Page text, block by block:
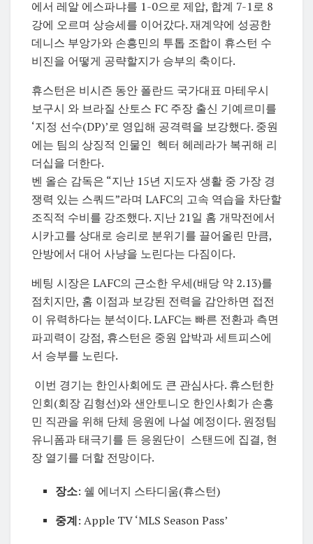
에서 레알 에스파냐를 1-0으로 제압, 합계 7-1로 8
강에 오르며 상승세를 이어갔다. 재계약에 성공한
데니스 부앙가와 손흥민의 투톱 조합이 휴스턴 수
비진을 어떻게 공략할지가 승부의 축이다.
휴스턴은 비시즌 동안 폴란드 국가대표 마테우시
보구시 와 브라질 산토스 FC 주장 출신 기예르미를
‘지정 선수(DP)’로 영입해 공격력을 보강했다. 중원
에는 팀의 상징적 인물인 헥터 헤레라가 복귀해 리
더십을 더한다.
벤 올슨 감독은 “지난 15년 지도자 생활 중 가장 경
쟁력 있는 스쿼드”라며 LAFC의 고속 역습을 차단할
조직적 수비를 강조했다. 지난 21일 홈 개막전에서
시카고를 상대로 승리로 분위기를 끌어올린 만큼,
안방에서 대어 사냥을 노린다는 다짐이다.
베팅 시장은 LAFC의 근소한 우세(배당 약 2.13)를
점치지만, 홈 이점과 보강된 전력을 감안하면 접전
이 유력하다는 분석이다. LAFC는 빠른 전환과 측면
파괴력이 강점, 휴스턴은 중원 압박과 세트피스에
서 승부를 노린다.
이번 경기는 한인사회에도 큰 관심사다. 휴스턴한
인회(회장 김형선)와 샌안토니오 한인사회가 손흥
민 직관을 위해 단체 응원에 나설 예정이다. 원정팀
유니폼과 태극기를 든 응원단이 스탠드에 집결, 현
장 열기를 더할 전망이다.
장소: 쉘 에너지 스타디움(휴스턴)
중계: Apple TV ‘MLS Season Pass’